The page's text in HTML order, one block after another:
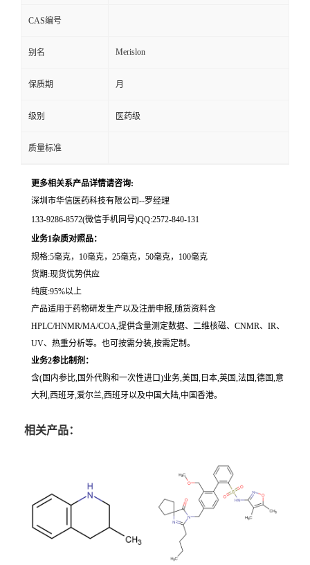
CAS编号
别名 Merislon
保质期 月
级别 医药级
质量标准
更多相关系产品详情请咨询:
深圳市华信医药科技有限公司--罗经理
133-9286-8572(微信手机同号)QQ:2572-840-131
业务1杂质对照品：
规格:5毫克，10毫克，25毫克，50毫克，100毫克
货期:现货优势供应
纯度:95%以上
产品适用于药物研发生产以及注册申报,随货资料含
HPLC/HNMR/MA/COA,提供含量测定数据、二维核磁、CNMR、IR、
UV、热重分析等。也可按需分装,按需定制。
业务2参比制剂：
含(国内参比,国外代购和一次性进口)业务,美国,日本,英国,法国,德国,意
大利,西班牙,爱尔兰,西班牙以及中国大陆,中国香港。
相关产品：